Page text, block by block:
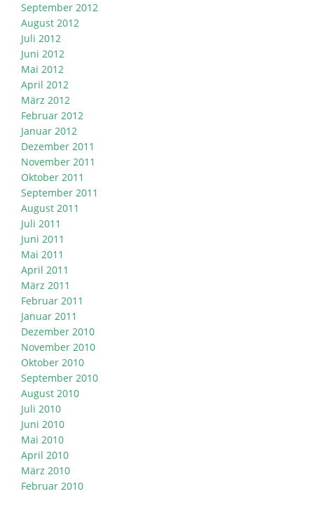
September 2012
August 2012
Juli 2012
Juni 2012
Mai 2012
April 2012
März 2012
Februar 2012
Januar 2012
Dezember 2011
November 2011
Oktober 2011
September 2011
August 2011
Juli 2011
Juni 2011
Mai 2011
April 2011
März 2011
Februar 2011
Januar 2011
Dezember 2010
November 2010
Oktober 2010
September 2010
August 2010
Juli 2010
Juni 2010
Mai 2010
April 2010
März 2010
Februar 2010